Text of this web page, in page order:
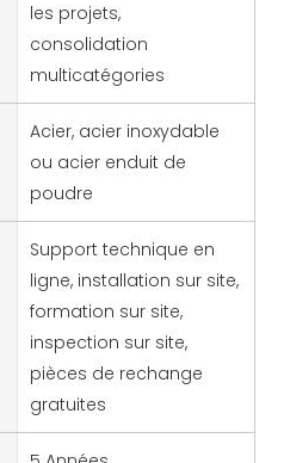
les projets,
consolidation
multicatégories
Acier, acier inoxydable
ou acier enduit de
poudre
Support technique en
ligne, installation sur site,
formation sur site,
inspection sur site,
pièces de rechange
gratuites